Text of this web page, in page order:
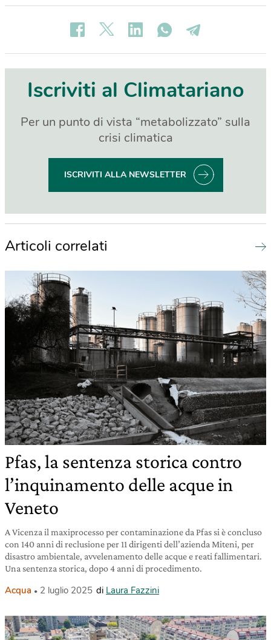
Iscriviti al Climatariano
Per un punto di vista “metabolizzato” sulla
crisi climatica
ISCRIVITI ALLA NEWSLETTER
Articoli correlati
Pfas, la sentenza storica contro
l’inquinamento delle acque in
Veneto
A Vicenza il maxiprocesso per contaminazione da Pfas si è concluso
con 140 anni di reclusione per 11 dirigenti dell’azienda Miteni, per
disastro ambientale, avvelenamento delle acque e reati fallimentari.
Una sentenza storica, dopo 4 anni di procedimento.
Acqua 2 luglio 2025 di Laura Fazzini